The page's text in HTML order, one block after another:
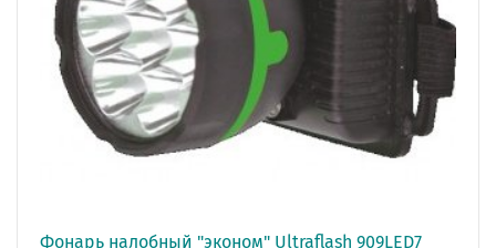
Фонарь налобный "эконом" Ultraflash 909LED7